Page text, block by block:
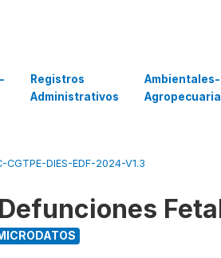
Registros
Administrativos
Ambientales-
CGTPE-DIES-EDF-2024-V1.3